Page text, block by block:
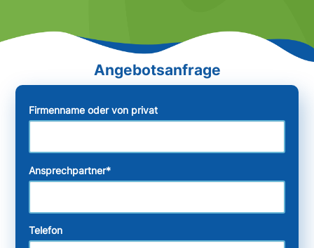
Firmenname oder von privat
Ansprechpartner*
Telefon